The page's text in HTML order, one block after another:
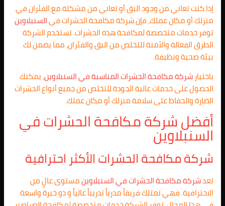
إذا كنت تعاني من وجود البق أو تعاني من مشكلة مع الفئران في
منزلك أو مكان عملك، فإن شركة مكافحة الحشرات فيالسنبلاوين
توفر خدمات متخصصة لمكافحة هذه الحشرات. تستخدم الشركة
الطرق الفعالة والآمنة للتخلص من البق والفئران، مما يضمن لك
بيئة صحية ونظيفة.
باختيارشركة مكافحة الحشرات المناسبة فيالسنبلاوين، يمكنك
الحصول على خدمات عالية الجودة للتخلص من جميع أنواع الحشرات
الضارة والحفاظ على سلامة منزلك أو مكان عملك.
أفضل شركة مكافحة الحشرات في
السنبلاوين
شركة مكافحة الحشرات الأكثر احترافية
تعدشركة مكافحة الحشرات فيالسنبلاوينمستوى عالٍ من
الاحترافية. فهي تمتلك فريقاً مدرباً تدريباً عالياً و ذو خبرة واسعة